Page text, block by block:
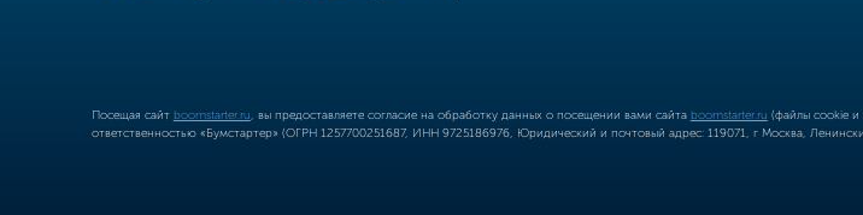
Посещая сайт boomstarter.ru , вы предоставляете согласие на обработку данных о посещении вами сайта boomstarter.ru (файлы cookie и
ответственностью «Бумстартер» (ОГРН 1257700251687, ИНН 9725186976, Юридический и почтовый адрес: 119071, г Москва,